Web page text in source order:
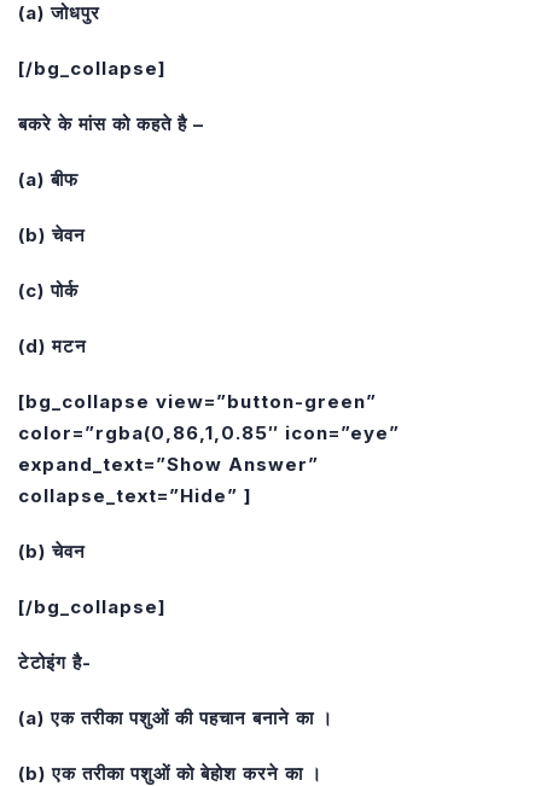
(a) जोधपुर
[/bg_collapse]
बकरे के मांस को कहते है –
(a) बीफ
(b) चेवन
(c) पोर्क
(d) मटन
[bg_collapse view=”button-green”
color=”rgba(0,86,1,0.85″ icon=”eye”
expand_text=”Show Answer”
collapse_text=”Hide” ]
(b) चेवन
[/bg_collapse]
टेटोइंग है-
(a) एक तरीका पशुओं की पहचान बनाने का ।
(b) एक तरीका पशुओं को बेहोश करने का ।